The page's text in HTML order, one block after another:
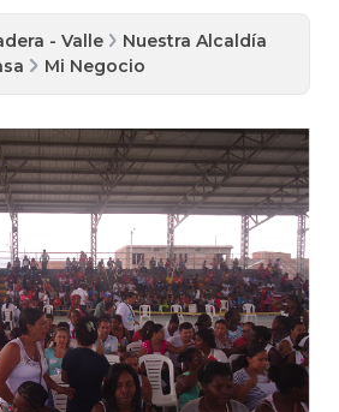
- Valle
Nuestra Alcaldía
Mi Negocio